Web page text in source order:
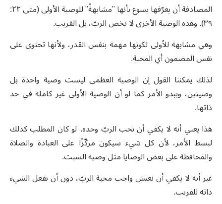
المصادفة أن يعرّفها يسوع بأنها "مشابهةً" للوصية الأولى (متى ٢٢:
٣٩). وهذه الوصية الأخرى لا تخص الربّ، بل القريب.
وهي مشابهة للأولى لكونها مهمة بنفس القدر، ولأنها تحتوي على
نفس المضمون أي المحبة.
لذلك يمكننا القول إن الوصية العظمى ليست وصية واحدة بل
وصيتين، ويبدو الأمر كما لو أن الوصية الأولى غير كاملة في حد
ذاتها.
هذا يعني أنه لا يكفي أن نحب الربّ وحده. لو كان المطلب كذلك
لبسط الأمر، لأن كل شيء سيكون مركّزًا على العبادة والصلاة
والمحافظة على بعض الوصايا مثل وصية السبت.
غير أنه لا يكفي أن نعيش واجب محبة الربّ، دون أن نفعل الشيء
ذاته للقريب.